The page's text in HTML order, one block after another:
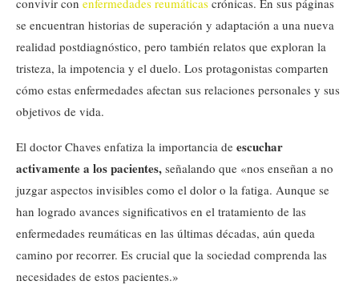
se encuentran historias de superación y adaptación a una nueva
realidad postdiagnóstico, pero también relatos que exploran la
tristeza, la impotencia y el duelo. Los protagonistas comparten
cómo estas enfermedades afectan sus relaciones personales y sus
objetivos de vida.
El doctor Chaves enfatiza la importancia de escuchar
activamente a los pacientes, señalando que «nos enseñan a no
juzgar aspectos invisibles como el dolor o la fatiga. Aunque se
han logrado avances significativos en el tratamiento de las
enfermedades reumáticas en las últimas décadas, aún queda
camino por recorrer. Es crucial que la sociedad comprenda las
necesidades de estos pacientes.»